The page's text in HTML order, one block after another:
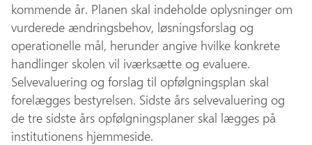
kommende år. Planen skal indeholde oplysninger om
vurderede ændringsbehov, løsningsforslag og
operationelle mål, herunder angive hvilke konkrete
handlinger skolen vil iværksætte og evaluere.
Selvevaluering og forslag til opfølgningsplan skal
forelægges bestyrelsen. Sidste års selvevaluering og
de tre sidste års opfølgningsplaner skal lægges på
institutionens hjemmeside.